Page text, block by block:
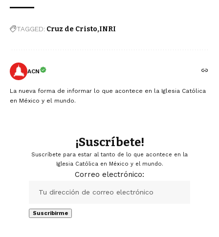
TAGGED: Cruz de Cristo INRI
ACN
La nueva forma de informar lo que acontece en la Iglesia Católica
en México y el mundo.
¡Suscríbete!
Suscríbete para estar al tanto de lo que acontece en la
Iglesia Católica en México y el mundo.
Correo electrónico: